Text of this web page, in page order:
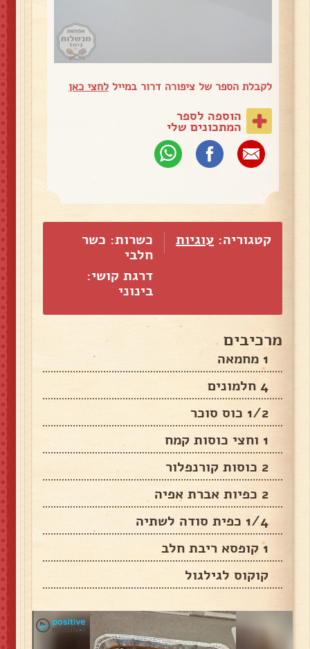
לקבלת הספר של ציפורה דרור במייללחצי כאן
הוספה לספר
המתכונים שלי
קטגוריה: עוגיות
כשרות: כשר
חלבי
דרגת קושי:
בינוני
מרכיבים
1 מחמאה
4 חלמונים
1/2 כוס סוכר
1 וחצי כוסות קמח
2 כוסות קורנפלור
2 כפיות אברת אפיה
1/4 כפית סודה לשתיה
1 קופסא ריבת חלב
קוקוס לגילגול